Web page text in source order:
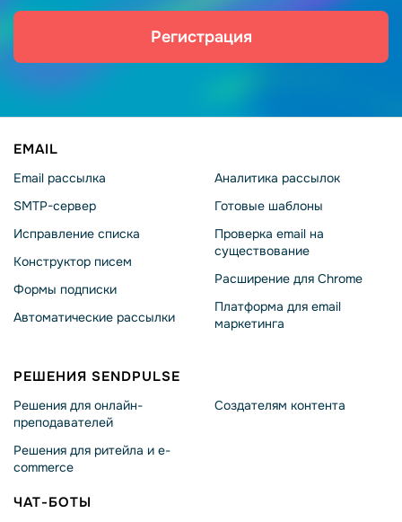
Регистрация
EMAIL
Email рассылка
SMTP-сервер
Исправление списка
Конструктор писем
Формы подписки
Автоматические рассылки
Аналитика рассылок
Готовые шаблоны
Проверка email на
существование
Расширение для Chrome
Платформа для email
маркетинга
РЕШЕНИЯ SENDPULSE
Решения для онлайн-
преподавателей
Решения для ритейла и e-
commerce
Создателям контента
ЧАТ-БОТЫ